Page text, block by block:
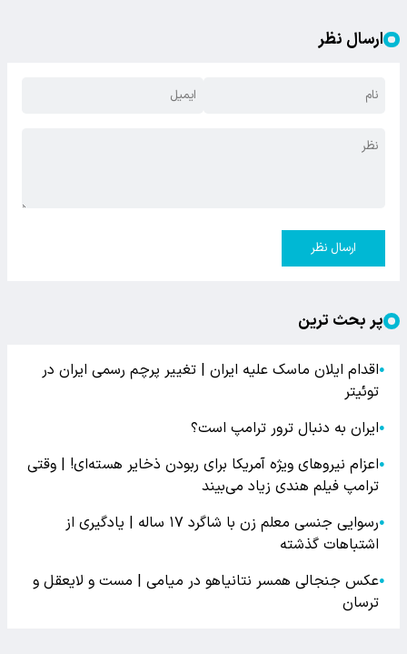
ارسال نظر
ارسال نظر
پر بحث ترین
●اقدام ایلان ماسک علیه ایران | تغییر پرچم رسمی ایران در
توئیتر
●ایران به دنبال ترور ترامپ است؟
●اعزام نیروهای ویژه آمریکا برای ربودن ذخایر هسته‌ای! | وقتی
ترامپ فیلم هندی زیاد می‌بیند
●
رسوایی جنسی معلم زن با شاگرد ۱۷ ساله | یادگیری از
اشتباهات گذشته
●عکس جنجالی همسر نتانیاهو در میامی | مست و لایعقل و
ترسان